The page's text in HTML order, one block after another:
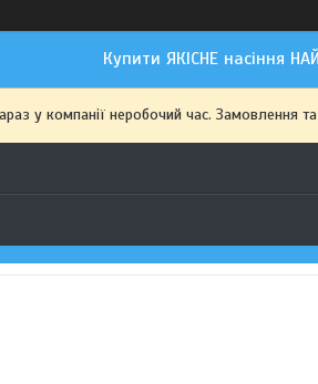
Купити ЯКІСНЕ насіння
у компанії неробочий час. Замовлення